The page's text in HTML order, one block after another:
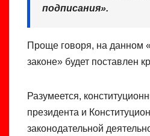
подписания».
Проще говоря, на данном
законе» будет поставлен
Разумеется,
президента и
законодательной